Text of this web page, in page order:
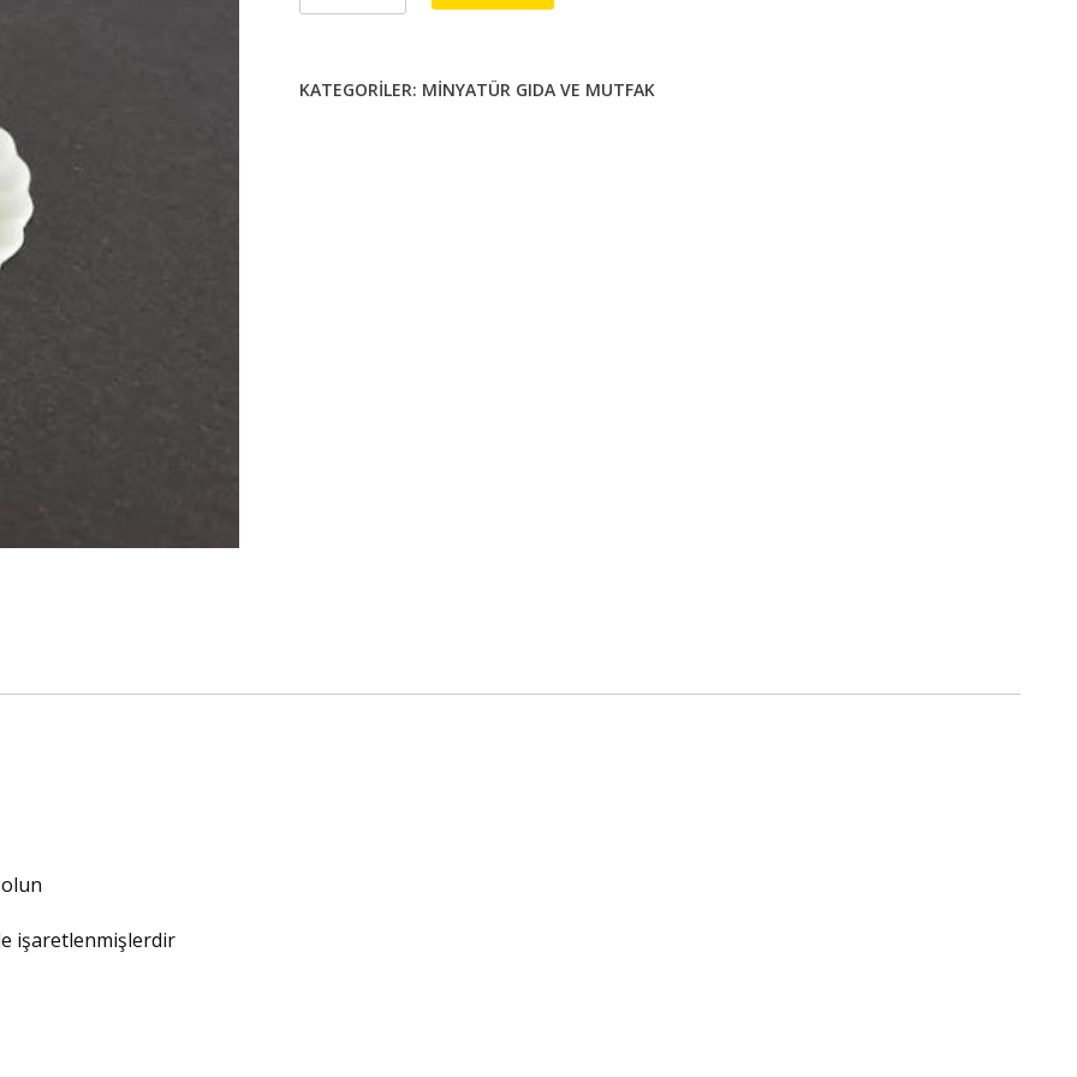
tabağı
KATEGORILER: MINYATÜR GIDA VE MUTFAK
işaretlenmişlerdir